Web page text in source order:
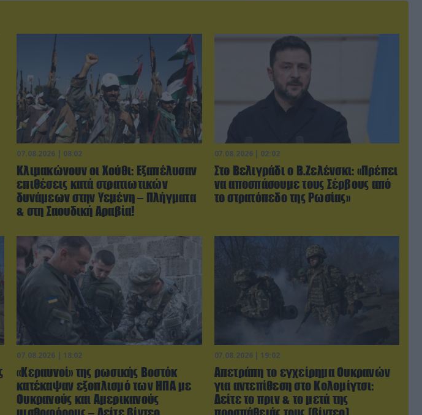
07.08.2026 | 08:02
Κλιμακώνουν οι Χούθι: Eξαπέλυσαν
επιθέσεις κατά στρατιωτικών
δυνάμεων στην Υεμένη – Πλήγματα
& στη Σαουδική Αραβία!
07.08.2026 | 02:02
Στο Βελιγράδι ο Β.Ζελένσκι: «Πρέπει
να αποσπάσουμε τους Σέρβους από
το στρατόπεδο της Ρωσίας»
07.08.2026 | 18:02
«Κεραυνοί» της ρωσικής Βοστόκ
κατέκαψαν εξοπλισμό των ΗΠΑ με
Ουκρανούς και Αμερικανούς
07.08.2026 | 19:02
Απετράπη το εγχείρημα Ουκρανών
για αντεπίθεση στο Κολομίγτσι:
Δείτε το πριν & το μετά της